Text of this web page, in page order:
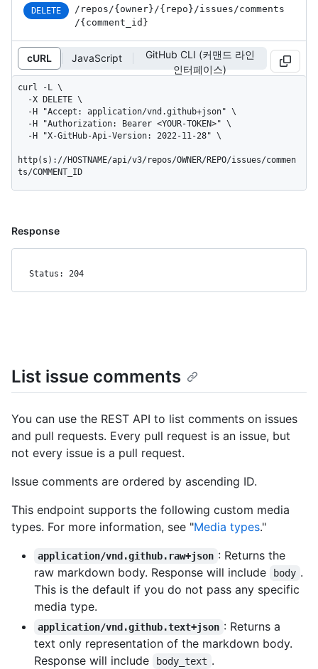
DELETE /repos /{owner} /{repo} /issues /comments
/{comment_ id}
cURL JavaScript
GitHub CLI (커맨드 라인
인터페이스)
curl -L \
http(s)://HOSTNAME/api/v3/repos/OWNER/REPO/issues/commen
ts/COMMENT_ID
Response
Status: 204
List issue comments
You can use the REST API to list comments on issues
and pull requests. Every pull request is an issue, but
not every issue is a pull request.
Issue comments are ordered by ascending ID.
This endpoint supports the following custom media
types. For more information, see "Media types."
application/vnd.github.raw+json : Returns the
raw markdown body. Response will include
body .
This is the default if you do not pass any specific
media type.
application/vnd.github.text+json : Returns a
text only representation of the markdown body.
Response will include
body_text .